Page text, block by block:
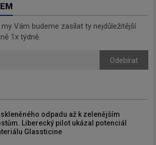
Vám budeme zasílat ty nejdůležitější
1x týdně.
Odebírat
skleněného odpadu až k zelenějším
Liberecký pilot ukázal potenciál
Glassticine